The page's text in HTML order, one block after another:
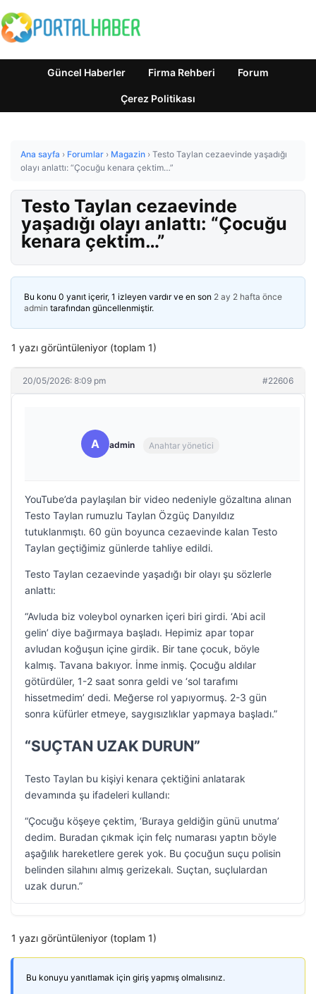
Güncel Haberler Firma Rehberi Forum
Çerez Politikası
Ana sayfa › Forumlar › Magazin › Testo Taylan cezaevinde yaşadığı
olayı anlattı: “Çocuğu kenara çektim…”
Testo Taylan cezaevinde
yaşadığı olayı anlattı: “Çocuğu
kenara çektim…”
Bu konu 0 yanıt içerir, 1 izleyen vardır ve en son 2 ay 2 hafta önce
admin tarafından güncellenmiştir.
1 yazı görüntüleniyor (toplam 1)
20/05/2026: 8:09 pm #22606
A admin Anahtar yönetici
YouTube’da paylaşılan bir video nedeniyle gözaltına alınan
Testo Taylan rumuzlu Taylan Özgüç Danyıldız
tutuklanmıştı. 60 gün boyunca cezaevinde kalan Testo
Taylan geçtiğimiz günlerde tahliye edildi.
Testo Taylan cezaevinde yaşadığı bir olayı şu sözlerle
anlattı:
“Avluda biz voleybol oynarken içeri biri girdi. ‘Abi acil
gelin’ diye bağırmaya başladı. Hepimiz apar topar
avludan koğuşun içine girdik. Bir tane çocuk, böyle
kalmış. Tavana bakıyor. İnme inmiş. Çocuğu aldılar
götürdüler, 1-2 saat sonra geldi ve ‘sol tarafımı
hissetmedim’ dedi. Meğerse rol yapıyormuş. 2-3 gün
sonra küfürler etmeye, saygısızlıklar yapmaya başladı.”
“SUÇTAN UZAK DURUN”
Testo Taylan bu kişiyi kenara çektiğini anlatarak
devamında şu ifadeleri kullandı:
“Çocuğu köşeye çektim, ‘Buraya geldiğin günü unutma’
dedim. Buradan çıkmak için felç numarası yaptın böyle
aşağılık hareketlere gerek yok. Bu çocuğun suçu polisin
belinden silahını almış gerizekalı. Suçtan, suçlulardan
uzak durun.”
1 yazı görüntüleniyor (toplam 1)
Bu konuyu yanıtlamak için giriş yapmış olmalısınız.